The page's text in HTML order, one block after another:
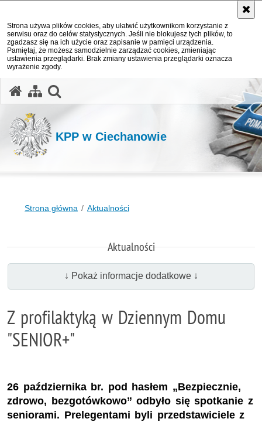
Strona używa plików cookies, aby ułatwić użytkownikom korzystanie z
serwisu oraz do celów statystycznych. Jeśli nie blokujesz tych plików, to
zgadzasz się na ich użycie oraz zapisanie w pamięci urządzenia.
Pamiętaj, że możesz samodzielnie zarządzać cookies, zmieniając
ustawienia przeglądarki. Brak zmiany ustawienia przeglądarki oznacza
wyrażenie zgody.
KPP w Ciechanowie
Strona główna Aktualności
Aktualności
↓ Pokaż informacje dodatkowe ↓
Z profilaktyką w Dziennym Domu
"SENIOR+"
26 października br. pod hasłem „Bezpiecznie,
zdrowo, bezgotówkowo” odbyło się spotkanie z
seniorami. Prelegentami byli przedstawiciele z